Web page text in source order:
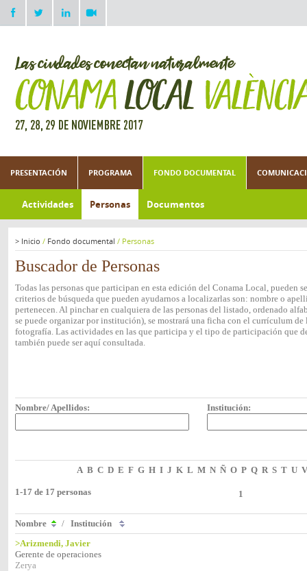
PRESENTACIÓN PROGRAMA FONDO DOCUMENTAL
Actividades Personas Documentos
> Inicio / Fondo documental / Personas
Buscador de Personas
Todas las personas que participan en esta edición del Conama Local, pueden
criterios de búsqueda que pueden ayudarnos a localizarlas son: nombre o
pertenecen. Al pinchar en cualquiera de las personas del listado, ordenado
se puede organizar por institución), se mostrará una ficha con el currículum de
fotografía. Las actividades en las que participa y el tipo de participación que
también puede ser aquí consultada.
Nombre/ Apellidos: Institución:
A B C D E F G H I J K L M N Ñ O P Q R S T U V
1-17 de 17 personas 1
Nombre / Institución
>Arizmendi, Javier
Gerente de operaciones
Zerya